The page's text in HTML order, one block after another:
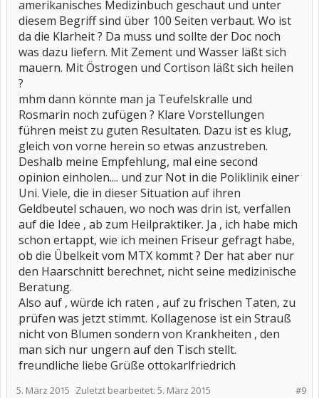
Wie ist es bei Euch?
Habe eine Tinktur mit Cortison und Östrogen bekommen und
hoffe, dass es hilft und den Haarausfall stoppt. Frau möchte ja eine
brauchbare Frisur aufweisen.
viele Grüße von der kleinen Eule
amerikanisches Medizinbuch geschaut und unter
diesem Begriff sind über 100 Seiten verbaut. Wo ist
da die Klarheit ? Da muss und sollte der Doc noch
was dazu liefern. Mit Zement und Wasser läßt sich
mauern. Mit Östrogen und Cortison läßt sich heilen
?
mhm dann könnte man ja Teufelskralle und
Rosmarin noch zufügen ? Klare Vorstellungen
führen meist zu guten Resultaten. Dazu ist es klug,
gleich von vorne herein so etwas anzustreben.
Deshalb meine Empfehlung, mal eine second
opinion einholen.... und zur Not in die Poliklinik einer
Uni. Viele, die in dieser Situation auf ihren
Geldbeutel schauen, wo noch was drin ist, verfallen
auf die Idee , ab zum Heilpraktiker. Ja , ich habe mich
schon ertappt, wie ich meinen Friseur gefragt habe,
ob die Übelkeit vom MTX kommt ? Der hat aber nur
den Haarschnitt berechnet, nicht seine medizinische
Beratung.
Also auf , würde ich raten , auf zu frischen Taten, zu
prüfen was jetzt stimmt. Kollagenose ist ein Strauß
nicht von Blumen sondern von Krankheiten , den
man sich nur ungern auf den Tisch stellt.
freundliche liebe Grüße ottokarlfriedrich
#9
5. März 2015 Zuletzt bearbeitet: 5. März 2015